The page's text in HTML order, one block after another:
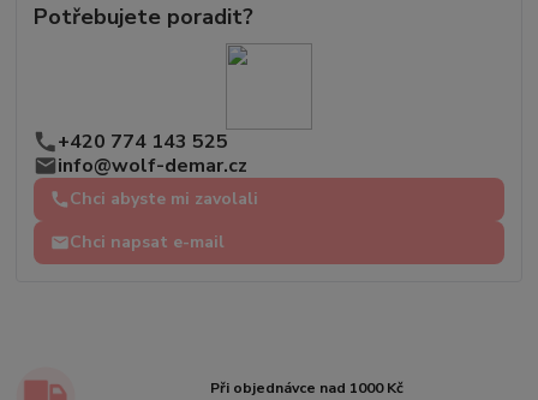
Potřebujete poradit?
+420 774 143 525
info@wolf-demar.cz
Chci abyste mi zavolali
Chci napsat e-mail
Při objednávce nad 1000 Kč